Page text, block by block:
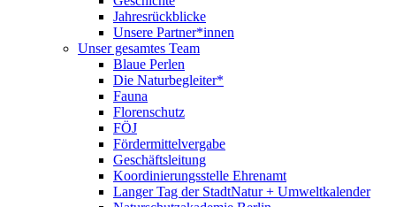
Jahresrückblicke
Unsere Partner*innen
Unser gesamtes Team
Blaue Perlen
Die Naturbegleiter*
Fauna
Florenschutz
FÖJ
Fördermittelvergabe
Geschäftsleitung
Koordinierungsstelle Ehrenamt
Langer Tag der StadtNatur + Umweltkalender